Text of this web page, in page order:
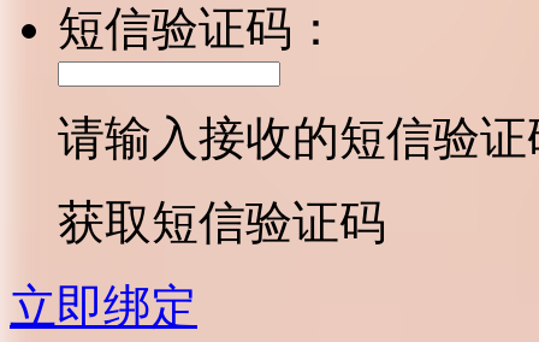
短信验证码：
请输入接收的短信验证
获取短信验证码
立即绑定